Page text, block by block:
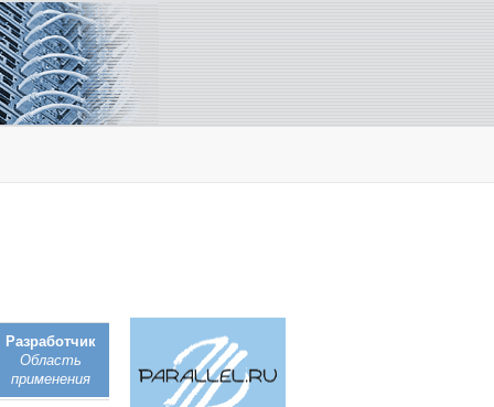
Разработчик
Область
применения